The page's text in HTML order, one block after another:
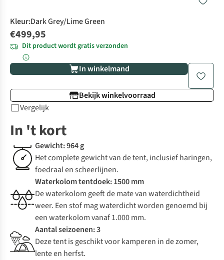
Kleur:Dark Grey/Lime Green
€499,95
Dit product wordt gratis verzonden
In winkelmand
Bekijk winkelvoorraad
Vergelijk
In 't kort
Gewicht: 964 g
Het complete gewicht van de tent, inclusief haringen,
foedraal en scheerlijnen.
Waterkolom tentdoek: 1500 mm
De waterkolom geeft de mate van waterdichtheid
weer. Een stof mag waterdicht worden genoemd bij
een waterkolom vanaf 1.000 mm.
Aantal seizoenen: 3
Deze tent is geschikt voor kamperen in de zomer,
lente en herfst.